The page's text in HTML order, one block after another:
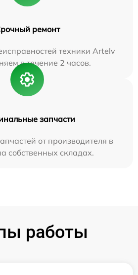
ремонт
техники Artelv
в течение 2 часов.
запчасти
от производителя в
собственных складах.
работы